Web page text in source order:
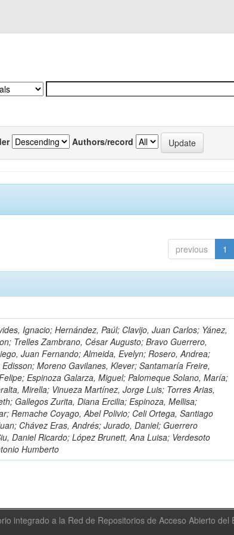
Authors/record
previous 1
Ignacio; Hernández, Paúl; Clavijo, Juan Carlos; Yánez,
Trelles Zambrano, César Augusto; Bravo Guerrero,
Juan Fernando; Almeida, Evelyn; Rosero, Andrea;
Moreno Gavilanes, Klever; Santamaría Freire,
Espinoza Galarza, Miguel; Palomeque Solano, María;
Mirella; Vinueza Martínez, Jorge Luis; Torres Arias,
Gallegos Zurita, Diana Ercilia; Espinoza, Mellisa;
Remache Coyago, Abel Polivio; Celi Ortega, Santiago
Chávez Eras, Andrés; Jurado, Daniel; Guerrero
Daniel Ricardo; López Brunett, Ana Luisa; Verdesoto
Humberto
integrado a la Red de Repositorios de Acceso Abierto del